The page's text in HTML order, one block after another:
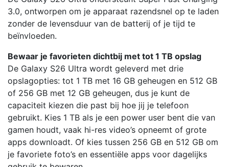
3.0, ontworpen om je apparaat razendsnel op te laden
zonder de levensduur van de batterij of je tijd te
beïnvloeden.
Bewaar je favorieten dichtbij met tot 1 TB opslag
De Galaxy S26 Ultra wordt geleverd met drie
opslagopties: tot 1 TB met 16 GB geheugen en 512 GB
of 256 GB met 12 GB geheugen, dus je kunt de
capaciteit kiezen die past bij hoe jij je telefoon
gebruikt. Kies 1 TB als je een power user bent die van
gamen houdt, vaak hi-res video’s opneemt of grote
apps downloadt. Of kies tussen 256 GB en 512 GB om
je favoriete foto’s en essentiële apps voor dagelijks